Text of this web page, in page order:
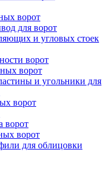
ворот
для ворот
и угловых стоек
ворот
ворот
и угольники для
ворот
ворот
ворот
для облицовки